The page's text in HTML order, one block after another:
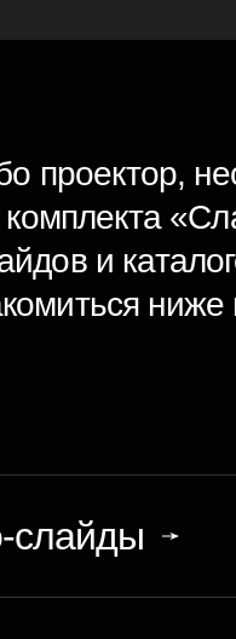
проектор,
и
ниже
слайды